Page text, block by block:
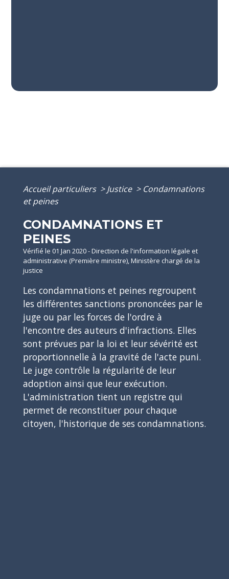
Accueil particuliers > Justice > Condamnations
et peines
CONDAMNATIONS ET
PEINES
Vérifié le 01 Jan 2020 - Direction de l'information légale et
administrative (Première ministre), Ministère chargé de la
justice
Les condamnations et peines regroupent
les différentes sanctions prononcées par le
juge ou par les forces de l'ordre à
l'encontre des auteurs d'infractions. Elles
sont prévues par la loi et leur sévérité est
proportionnelle à la gravité de l'acte puni.
Le juge contrôle la régularité de leur
adoption ainsi que leur exécution.
L'administration tient un registre qui
permet de reconstituer pour chaque
citoyen, l'historique de ses condamnations.